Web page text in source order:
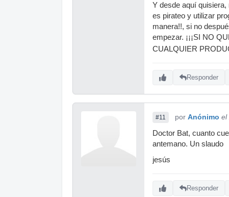
Y desde aquí
es pirateo y utilizar
manera!!, si no
empezar. ¡¡¡SI NO
CUALQUIER
Responder
#11 por Anónimo el
Doctor Bat, cuanto
antemano. Un slaudo
jesús
Responder